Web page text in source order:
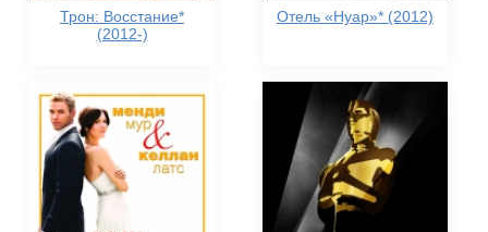
Трон: Восстание*
(2012-)
Отель «Нуар»* (2012)